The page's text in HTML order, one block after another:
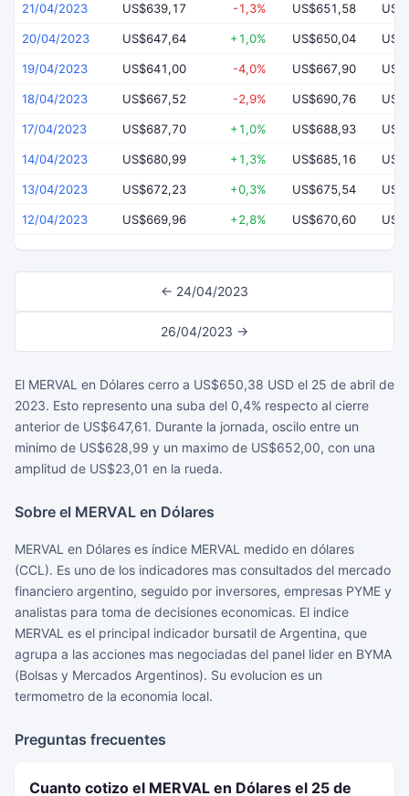
21/04/2023 US$639,17 -1,3% US$651,58
20/04/2023 US$647,64 +1,0% US$650,04
19/04/2023 US$641,00 -4,0% US$667,90
18/04/2023 US$667,52 -2,9% US$690,76
17/04/2023 US$687,70 +1,0% US$688,93
14/04/2023 US$680,99 +1,3% US$685,16
13/04/2023 US$672,23 +0,3% US$675,54
12/04/2023 US$669,96 +2,8% US$670,60
← 24/04/2023
26/04/2023 →
El MERVAL en Dólares cerro a US$650,38 USD el 25 de abril de
2023. Esto represento una suba del 0,4% respecto al cierre
anterior de US$647,61. Durante la jornada, oscilo entre un
minimo de US$628,99 y un maximo de US$652,00, con una
amplitud de US$23,01 en la rueda.
Sobre el MERVAL en Dólares
MERVAL en Dólares es índice MERVAL medido en dólares
(CCL). Es uno de los indicadores mas consultados del mercado
financiero argentino, seguido por inversores, empresas PYME y
analistas para toma de decisiones economicas. El indice
MERVAL es el principal indicador bursatil de Argentina, que
agrupa a las acciones mas negociadas del panel lider en BYMA
(Bolsas y Mercados Argentinos). Su evolucion es un
termometro de la economia local.
Preguntas frecuentes
Cuanto cotizo el MERVAL en Dólares el 25 de